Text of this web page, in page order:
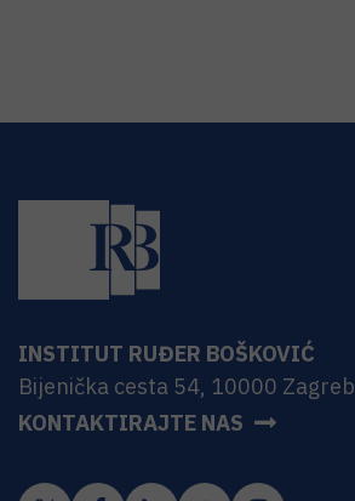
INSTITUT RUĐER BOŠKOVIĆ
Bijenička cesta 54, 10000 Zagreb
KONTAKTIRAJTE NAS